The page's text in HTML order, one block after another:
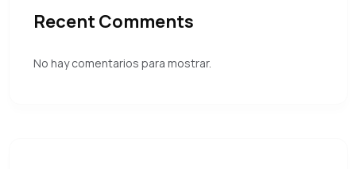
Recent Comments
No hay comentarios para mostrar.